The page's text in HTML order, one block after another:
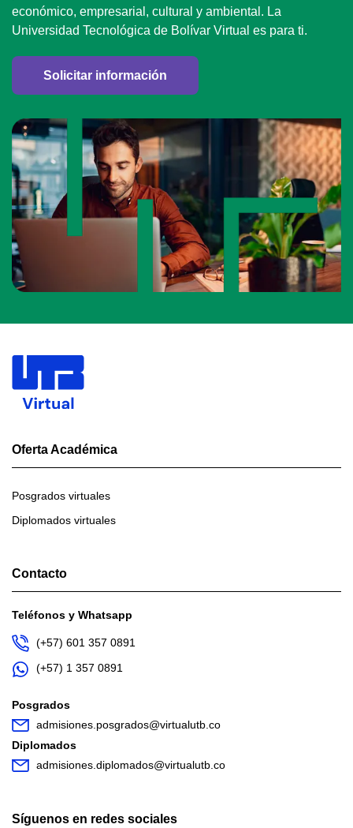
económico, empresarial, cultural y ambiental. La
Universidad Tecnológica de Bolívar Virtual es para ti.
Solicitar información
Oferta Académica
Posgrados virtuales
Diplomados virtuales
Contacto
Teléfonos y Whatsapp
(+57) 601 357 0891
(+57) 1 357 0891
Posgrados
admisiones.posgrados@virtualutb.co
Diplomados
admisiones.diplomados@virtualutb.co
Síguenos en redes sociales